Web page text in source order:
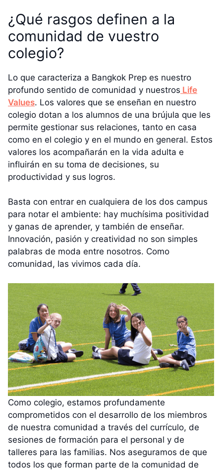
¿Qué rasgos definen a la
comunidad de vuestro
colegio?
Lo que caracteriza a Bangkok Prep es nuestro
profundo sentido de comunidad y nuestros Life
Values. Los valores que se enseñan en nuestro
colegio dotan a los alumnos de una brújula que les
permite gestionar sus relaciones, tanto en casa
como en el colegio y en el mundo en general. Estos
valores los acompañarán en la vida adulta e
influirán en su toma de decisiones, su
productividad y sus logros.
Basta con entrar en cualquiera de los dos campus
para notar el ambiente: hay muchísima positividad
y ganas de aprender, y también de enseñar.
Innovación, pasión y creatividad no son simples
palabras de moda entre nosotros. Como
comunidad, las vivimos cada día.
Como colegio, estamos profundamente
comprometidos con el desarrollo de los miembros
de nuestra comunidad a través del currículo, de
sesiones de formación para el personal y de
talleres para las familias. Nos aseguramos de que
todos los que forman parte de la comunidad de